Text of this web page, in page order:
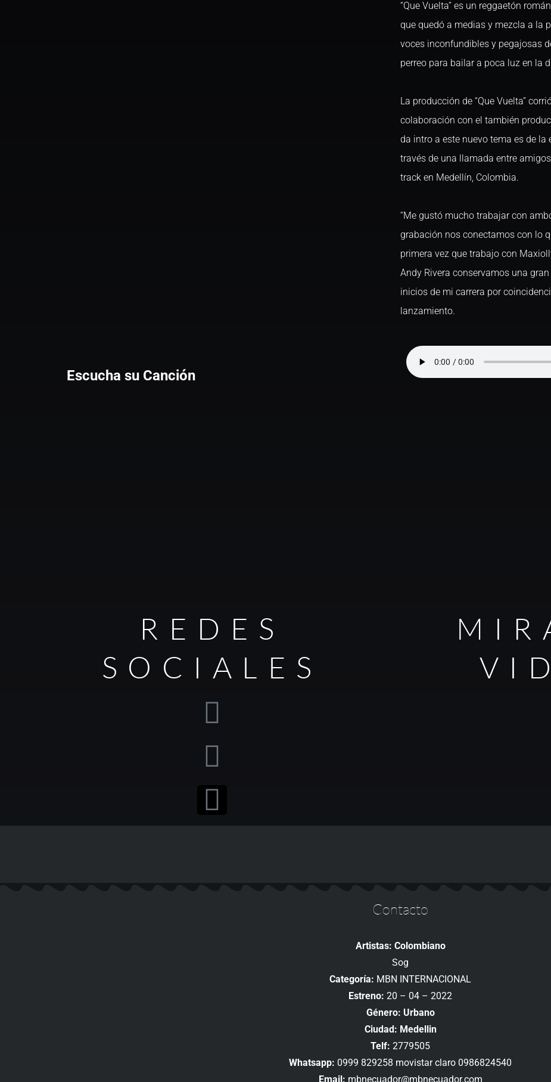
“Que Vuelta” es un reggaetón
que quedó a medias y mezcla a la
voces inconfundibles y pegajosas
perreo para bailar a poca luz en la
La producción de “Que Vuelta”
colaboración con el también
da intro a este nuevo tema es de la
través de una llamada entre
track en Medellín, Colombia.
“Me gustó mucho trabajar con
grabación nos conectamos con lo
primera vez que trabajo con
Andy Rivera conservamos una
inicios de mi carrera por
lanzamiento.
Escucha su Canción
REDES
SOCIALES
Contacto
Artistas: Colombiano
Sog
Categoría: MBN INTERNACIONAL
Estreno: 20 – 04 – 2022
Género: Urbano
Ciudad: Medellin
Telf: 2779505
Whatsapp: 0999 829258 movistar claro 0986824540
Email: mbnecuador@mbnecuador.com